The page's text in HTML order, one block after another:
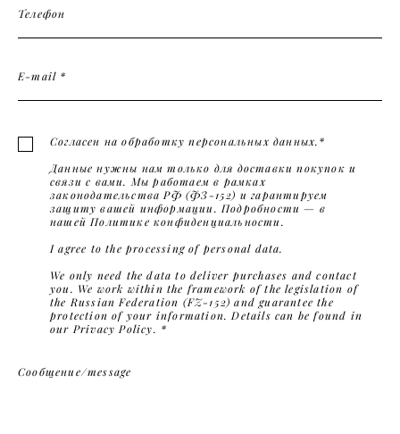
Телефон
E-mail *
Согласен на обработку персональных данных.*
Данные нужны нам только для доставки покупок и
связи с вами. Мы работаем в рамках
законодательства РФ (ФЗ-152) и гарантируем
защиту вашей информации. Подробности — в
нашей Политике конфиденциальности.
I agree to the processing of personal data.
We only need the data to deliver purchases and contact
you. We work within the framework of the legislation of
the Russian Federation (FZ-152) and guarantee the
protection of your information. Details can be found in
our Privacy Policy. *
Сообщение/message